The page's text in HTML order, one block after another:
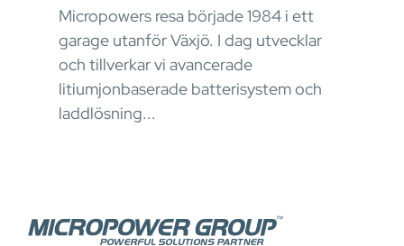
Micropowers resa började 1984 i ett
garage utanför Växjö. I dag utvecklar
och tillverkar vi avancerade
litiumjonbaserade batterisystem och
laddlösning...